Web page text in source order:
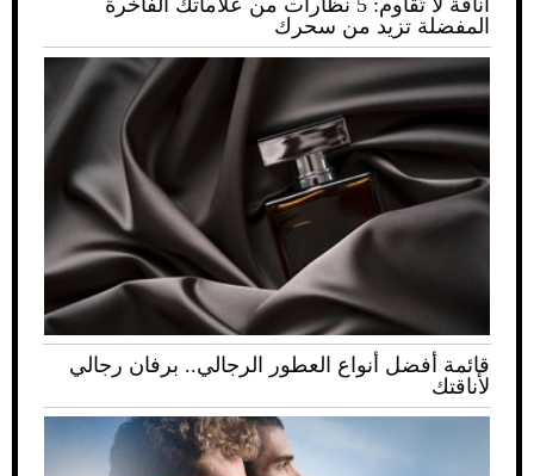
أناقة لا تُقاوم: 5 نظارات من علاماتك الفاخرة
المفضلة تزيد من سحرك
قائمة أفضل أنواع العطور الرجالي.. برفان رجالي
لأناقتك